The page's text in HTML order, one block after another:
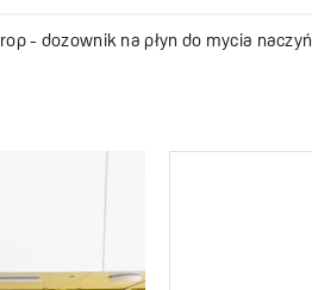
- dozownik na płyn do mycia naczyń